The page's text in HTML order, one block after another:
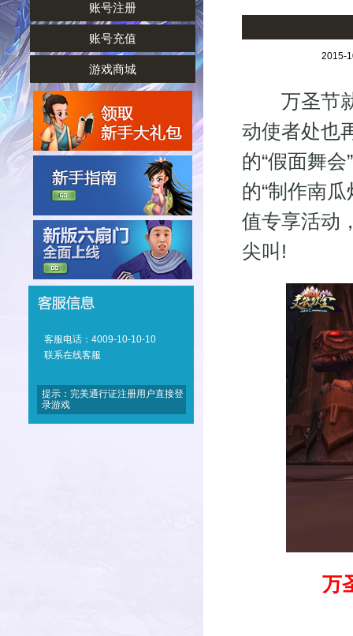
账号注册
账号充值
游戏商城
客服电话：4009-10-10-10
联系在线客服
提示：完美通行证注册用户直接登
录游戏
2015-
万圣节就
动使者处也
的“假面舞
的“制作南
值专享活动
尖叫!
万